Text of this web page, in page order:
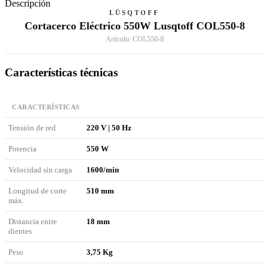
Descripción
LÜSQTOFF
Cortacerco Eléctrico 550W Lusqtoff COL550-8
Artículo: COL550-8
Características técnicas
CARACTERÍSTICAS
Tensión de red 220 V | 50 Hz
Potencia 550 W
Velocidad sin carga 1600/min
Longitud de corte
máx.
510 mm
Distancia entre
dientes
18 mm
Peso 3,75 Kg